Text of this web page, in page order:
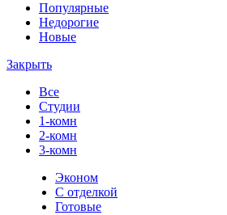
Популярные
Недорогие
Новые
Закрыть
Все
Студии
1-комн
2-комн
3-комн
Эконом
С отделкой
Готовые